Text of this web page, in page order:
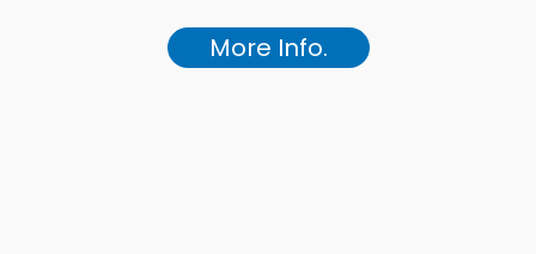
More Info.